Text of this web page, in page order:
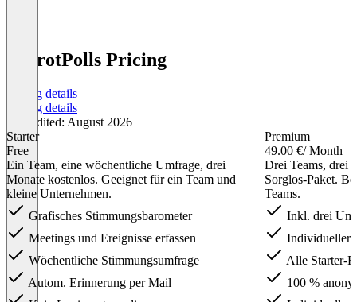
ParrotPolls Pricing
Pricing details
Pricing details
Last edited: August 2026
Starter
Free
Ein Team, eine wöchentliche Umfrage, drei
Monate kostenlos. Geeignet für ein Team und
kleine Unternehmen.
Grafisches Stimmungsbarometer
Meetings und Ereignisse erfassen
Wöchentliche Stimmungsumfrage
Autom. Erinnerung per Mail
Premium
49.00 €/ Month
Drei Teams, drei
Sorglos-Paket.
Teams.
Inkl. drei
Individueller
Alle Starter-
100 %